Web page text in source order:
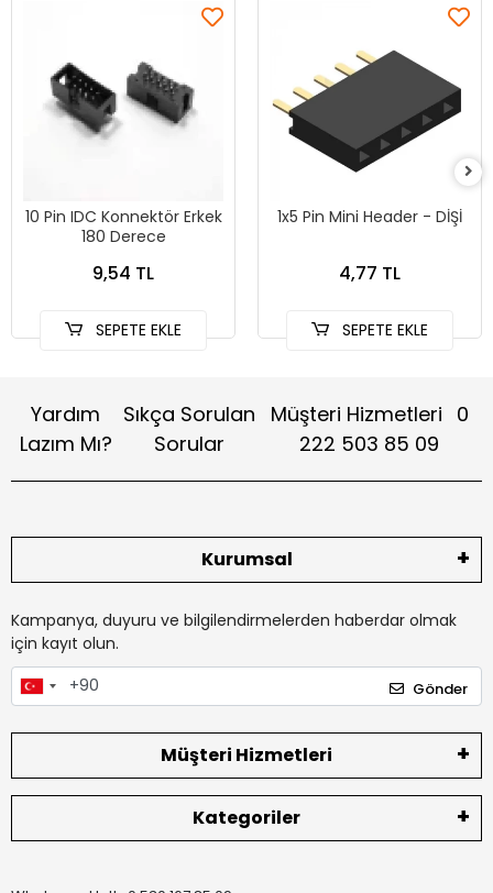
10 Pin IDC Konnektör Erkek
180 Derece
9,54 TL
SEPETE EKLE
1x5 Pin Mini Header - DİŞİ
4,77 TL
SEPETE EKLE
Yardım
Lazım Mı?
Sıkça Sorulan
Sorular
Müşteri Hizmetleri 0
222 503 85 09
Kurumsal
Kampanya, duyuru ve bilgilendirmelerden haberdar olmak
için kayıt olun.
Gönder
Müşteri Hizmetleri
Kategoriler